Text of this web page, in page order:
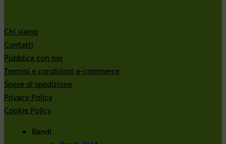
Chi siamo
Contatti
Pubblica con noi
Termini e condizioni e-commerce
Spese di spedizione
Privacy Policy
Cookie Policy
Bandi